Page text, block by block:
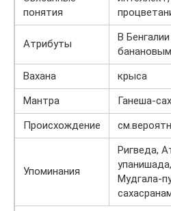
понятия
Атрибуты
В
Вахана
крыса
Мантра
Ганеша-
Происхождение
Упоминания
Ригведа,
Мудгала-